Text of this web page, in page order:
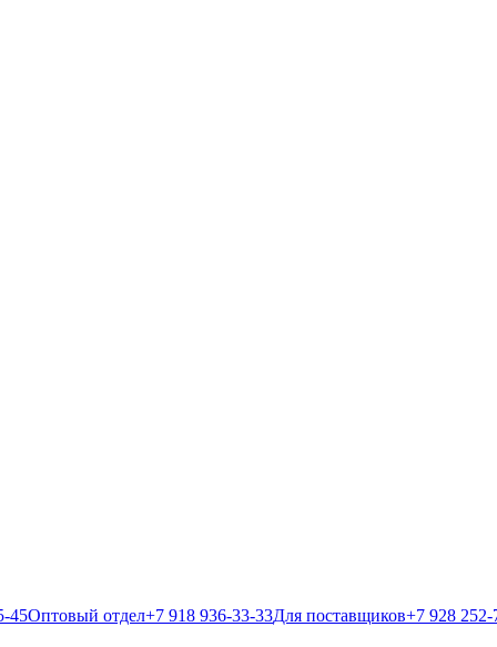
45Оптовый отдел+7 918 936-33-33Для поставщиков+7 928 252-